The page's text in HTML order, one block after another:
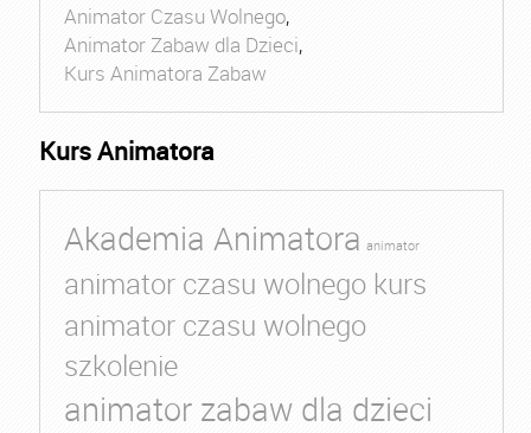
Animator Czasu Wolnego,
Animator Zabaw dla Dzieci,
Kurs Animatora Zabaw
Kurs Animatora
Akademia Animatora animator
animator czasu wolnego kurs
animator czasu wolnego
szkolenie
animator zabaw dla dzieci